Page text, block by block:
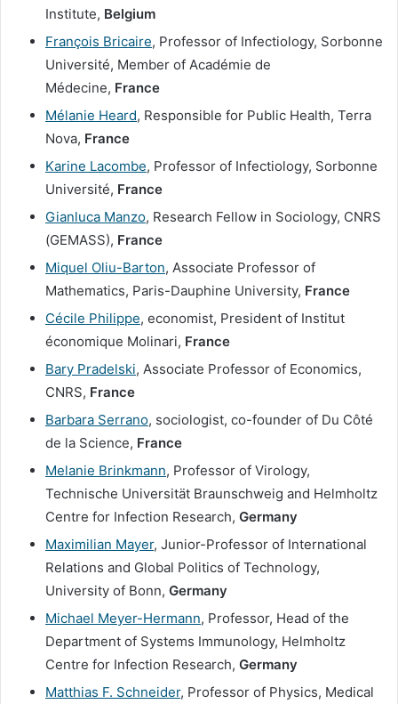
Institute, Belgium
François Bricaire, Professor of Infectiology, Sorbonne
Université, Member of Académie de
Médecine, France
Mélanie Heard, Responsible for Public Health, Terra
Nova, France
Karine Lacombe, Professor of Infectiology, Sorbonne
Université, France
Gianluca Manzo, Research Fellow in Sociology, CNRS
(GEMASS), France
Miquel Oliu-Barton, Associate Professor of
Mathematics, Paris-Dauphine University, France
Cécile Philippe, economist, President of Institut
économique Molinari, France
Bary Pradelski, Associate Professor of Economics,
CNRS, France
Barbara Serrano, sociologist, co-founder of Du Côté
de la Science, France
Melanie Brinkmann, Professor of Virology,
Technische Universität Braunschweig and Helmholtz
Centre for Infection Research, Germany
Maximilian Mayer, Junior-Professor of International
Relations and Global Politics of Technology,
University of Bonn, Germany
Michael Meyer-Hermann, Professor, Head of the
Department of Systems Immunology, Helmholtz
Centre for Infection Research, Germany
Matthias F. Schneider, Professor of Physics, Medical